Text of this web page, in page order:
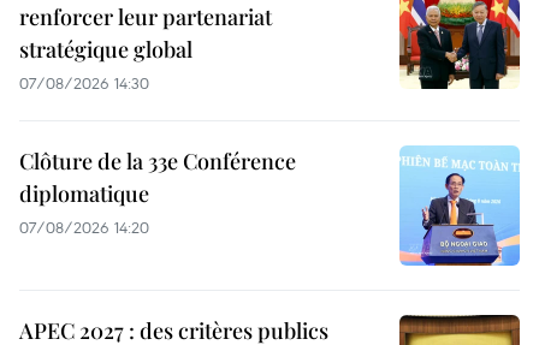
renforcer leur partenariat
stratégique global
07/08/2026 14:30
Clôture de la 33e Conférence
diplomatique
07/08/2026 14:20
APEC 2027 : des critères publics